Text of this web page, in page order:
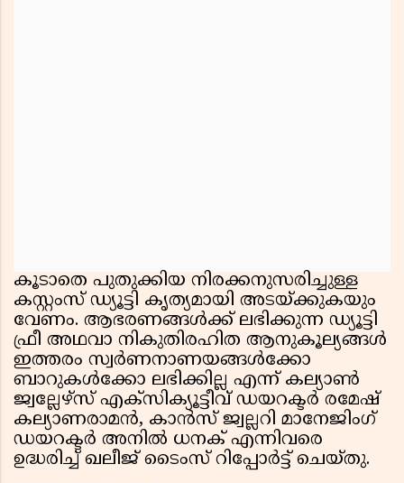
കൂടാതെ പുതുക്കിയ നിരക്കനുസരിച്ചുള്ള
കസ്റ്റംസ് ഡ്യൂട്ടി കൃത്യമായി അടയ്ക്കുകയും
വേണം. ആഭരണങ്ങൾക്ക് ലഭിക്കുന്ന ഡ്യൂട്ടി
ഫ്രീ അഥവാ നികുതിരഹിത ആനുകൂല്യങ്ങൾ
ഇത്തരം സ്വർണനാണയങ്ങൾക്കോ
ബാറുകൾക്കോ ലഭിക്കില്ല എന്ന് കല്യാൺ
ജ്വല്ലേഴ്സ് എക്സിക്യൂട്ടീവ് ഡയറക്ടർ രമേഷ്
കല്യാണരാമൻ, കാൻസ് ജ്വല്ലറി മാനേജിംഗ്
ഡയറക്ടർ അനിൽ ധനക് എന്നിവരെ
ഉദ്ധരിച്ച് ഖലീജ് ടൈംസ് റിപ്പോർട്ട്‌ ചെയ്തു.